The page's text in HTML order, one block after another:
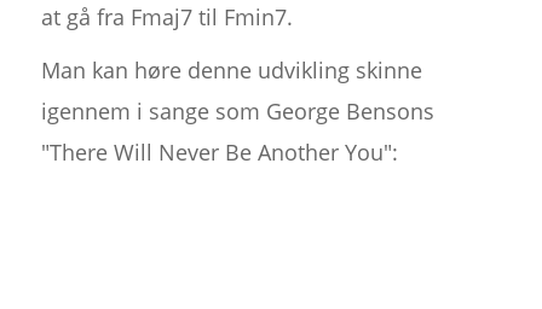
at gå fra Fmaj7 til Fmin7.
Man kan høre denne udvikling skinne
igennem i sange som George Bensons
"There Will Never Be Another You":